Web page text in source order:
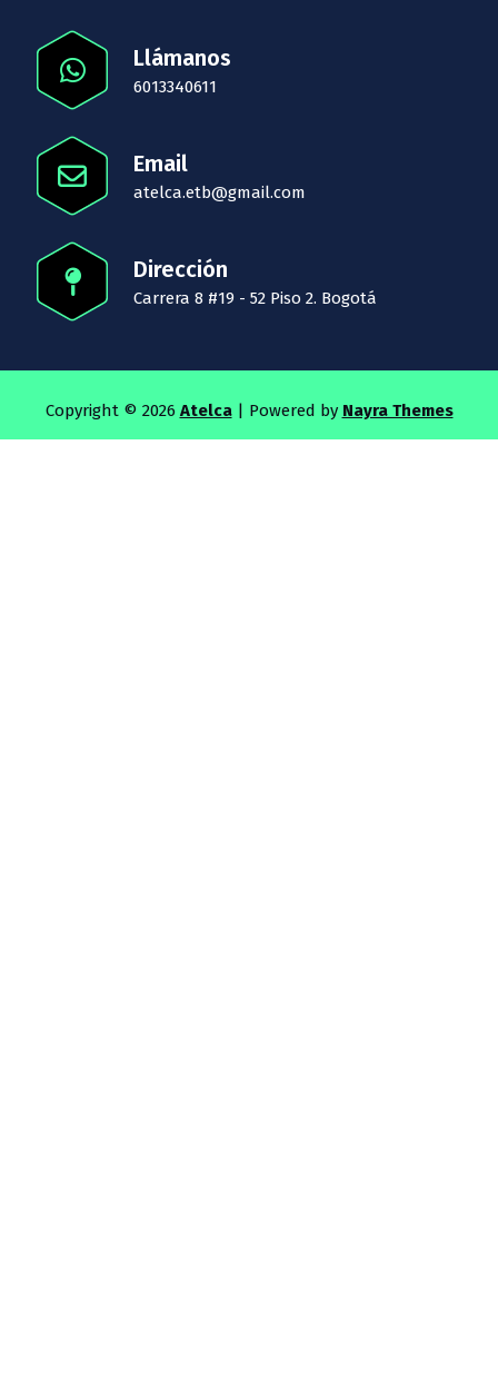
Llámanos
6013340611
Email
atelca.etb@gmail.com
Dirección
Carrera 8 #19 - 52 Piso 2. Bogotá
Copyright © 2026 Atelca| Powered by Nayra Themes